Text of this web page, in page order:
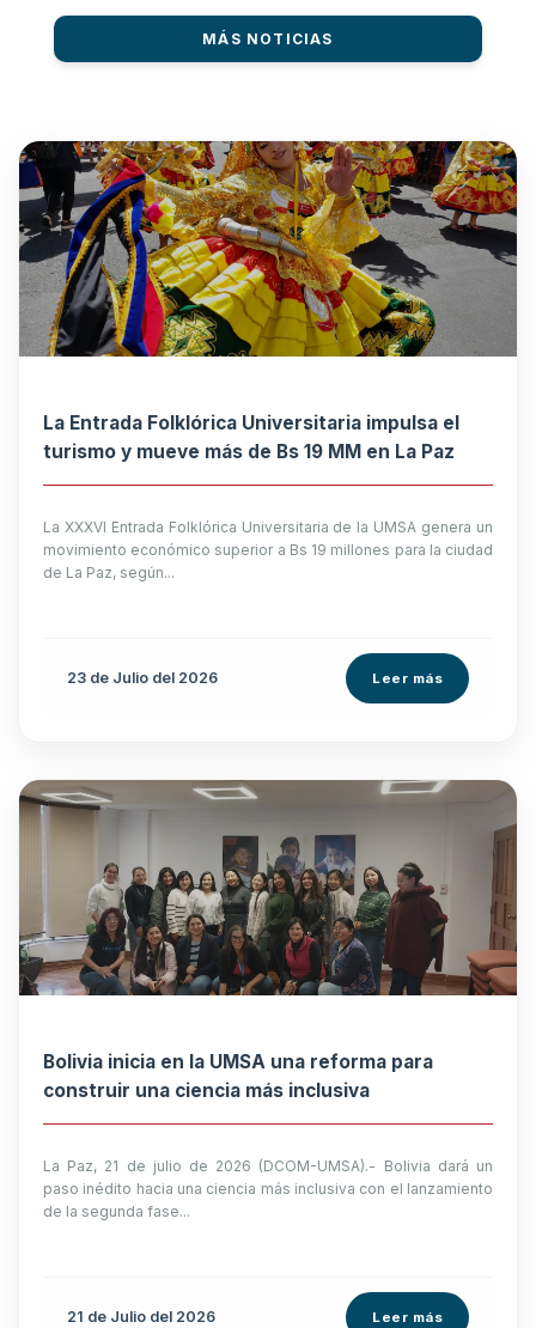
MÁS NOTICIAS
La Entrada Folklórica Universitaria impulsa el
turismo y mueve más de Bs 19 MM en La Paz
La XXXVI Entrada Folklórica Universitaria de la UMSA genera un
movimiento económico superior a Bs 19 millones para la ciudad
de La Paz, según...
23 de Julio del 2026 Leer más
Bolivia inicia en la UMSA una reforma para
construir una ciencia más inclusiva
La Paz, 21 de julio de 2026 (DCOM-UMSA).- Bolivia dará un
paso inédito hacia una ciencia más inclusiva con el lanzamiento
de la segunda fase...
21 de Julio del 2026 Leer más